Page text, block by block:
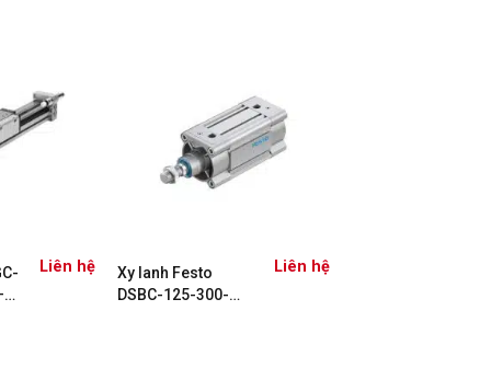
Liên hệ
Xy lanh Festo
DSBC-125-300-
Liên hệ